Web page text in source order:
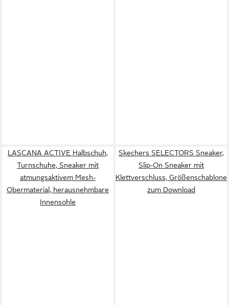
LASCANA ACTIVE Halbschuh,
Turnschuhe, Sneaker mit
atmungsaktivem Mesh-
Obermaterial, herausnehmbare
Innensohle
Skechers SELECTORS Sneaker,
Slip-On Sneaker mit
Klettverschluss, Größenschablone
zum Download